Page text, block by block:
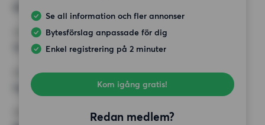
Se all information och fler annonser
Bytesförslag anpassade för dig
Enkel registrering på 2 minuter
Kom igång gratis!
Redan medlem?
HÖGSTA HYRA
12 500 kr
Inga speciella krav
ÖVRIGA PREFERENSER